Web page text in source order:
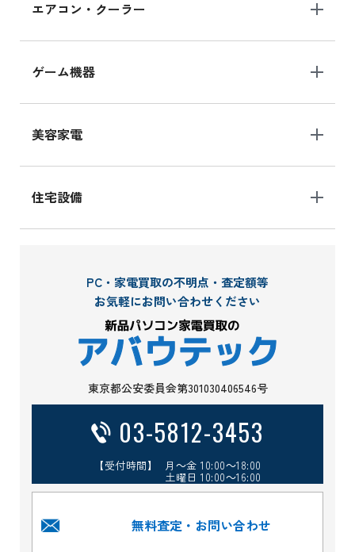
エアコン・クーラー
ゲーム機器
美容家電
住宅設備
PC・家電買取の不明点・査定額等
お気軽にお問い合わせください
東京都公安委員会第301030406546号
03-5812-3453
【受付時間】 月～金 10:00～18:00
土曜日 10:00～16:00
無料査定・お問い合わせ